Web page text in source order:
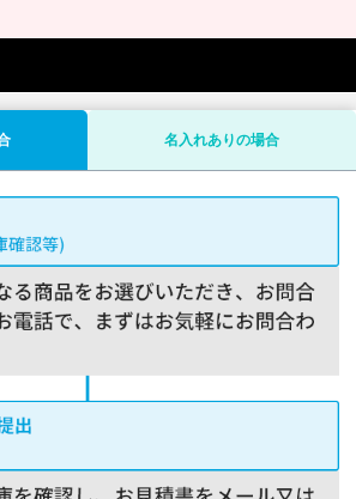
名入れありの場合